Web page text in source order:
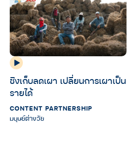
ชิงเก็บลดเผา เปลี่ยนการเผาเป็น
รายได้
CONTENT PARTNERSHIP
มนุษย์ต่างวัย